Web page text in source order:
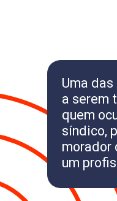
Uma
a serem
quem
síndico,
morador
um